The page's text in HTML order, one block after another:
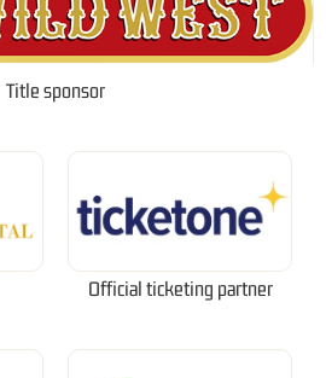
Title sponsor
Official ticketing partner